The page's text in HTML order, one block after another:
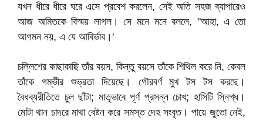
যখন ধীরে ধীরে ঘরে এসে প্রবেশ করলেন, সেই অতি সহজ ব্যাপারেও
আজ অমিতকে বিস্ময় লাগল। সে মনে মনে বললে, "আহা, এ তো
আগমন নয়, এ যে আবির্ভাব।'
চল্লিশের কাছাকাছি তাঁর বয়স, কিন্তু বয়সে তাঁকে শিথিল করে নি, কেবল
তাঁকে গম্ভীর শুভ্রতা দিয়েছে। গৌরবর্ণ মুখ টস টস করছে।
বৈধব্যরীতিতে চুল ছাঁটা; মাতৃভাবে পূর্ণ প্রসন্ন চোখ; হাসিটি স্নিগ্ধ।
মোটা থান চাদরে মাথা বেষ্টন করে সমস্ত দেহ সংবৃত। পায়ে জুতো নেই,